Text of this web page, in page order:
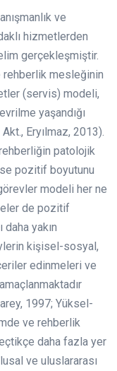
ve
hizmetlerden
gerçekleşmiştir.
rehberlik mesleğinin
(servis) modeli,
yaşandığı
Eryılmaz, 2013).
patolojik
pozitif boyutunu
modeli her ne
de pozitif
yakın
kişisel-sosyal,
edinmeleri ve
1997; Yüksel-
ve rehberlik
daha fazla yer
ve uluslararası